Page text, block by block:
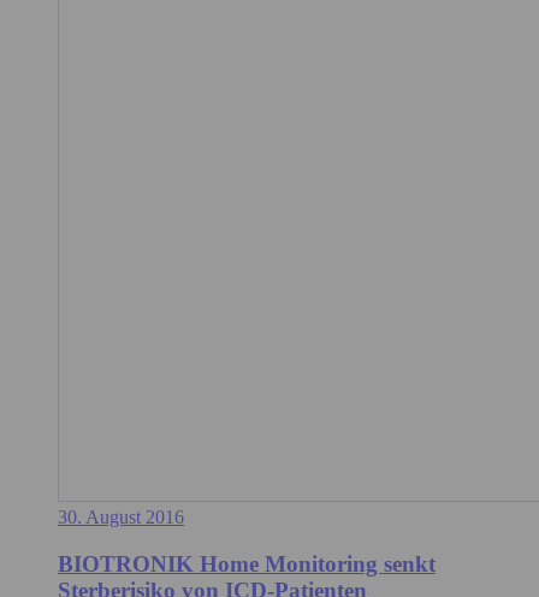
30. August 2016
BIOTRONIK Home Monitoring senkt
Sterberisiko von ICD-Patienten